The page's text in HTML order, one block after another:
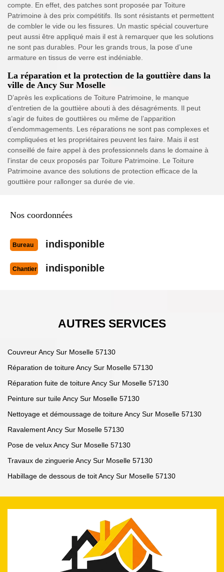
compte. En effet, des patches sont proposée par Toiture
Patrimoine à des prix compétitifs. Ils sont résistants et permettent
de combler le vide ou les fissures. Un mastic spécial couverture
peut aussi être appliqué mais il est à remarquer que les solutions
ne sont pas durables. Pour les grands trous, la pose d’une
armature en tissus de verre est indéniable.
La réparation et la protection de la gouttière dans la
ville de Ancy Sur Moselle
D’après les explications de Toiture Patrimoine, le manque
d’entretien de la gouttière abouti à des désagréments. Il peut
s’agir de fuites de gouttières ou même de l’apparition
d’endommagements. Les réparations ne sont pas complexes et
compliquées et les propriétaires peuvent les faire. Mais il est
conseillé de faire appel à des professionnels dans le domaine à
l’instar de ceux proposés par Toiture Patrimoine. Le Toiture
Patrimoine avance des solutions de protection efficace de la
gouttière pour rallonger sa durée de vie.
Nos coordonnées
Bureau indisponible
Chantier indisponible
AUTRES SERVICES
Couvreur Ancy Sur Moselle 57130
Réparation de toiture Ancy Sur Moselle 57130
Réparation fuite de toiture Ancy Sur Moselle 57130
Peinture sur tuile Ancy Sur Moselle 57130
Nettoyage et démoussage de toiture Ancy Sur Moselle 57130
Ravalement Ancy Sur Moselle 57130
Pose de velux Ancy Sur Moselle 57130
Travaux de zinguerie Ancy Sur Moselle 57130
Habillage de dessous de toit Ancy Sur Moselle 57130